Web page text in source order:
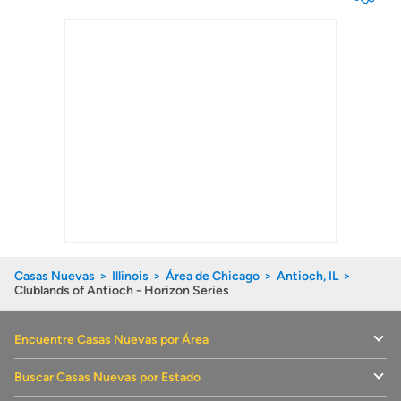
Casas Nuevas Illinois Área de Chicago
Antioch, IL
Clublands of Antioch - Horizon Series
Encuentre Casas Nuevas por Área
Buscar Casas Nuevas por Estado